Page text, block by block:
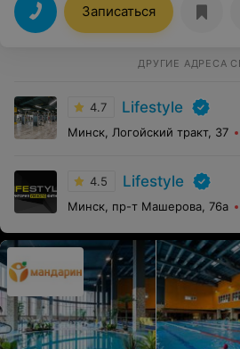
Записаться
ДРУГИЕ АДРЕСА
4.7 Lifestyle
Минск, Логойский тракт, 37
4.5 Lifestyle
Минск, пр-т Машерова, 76а